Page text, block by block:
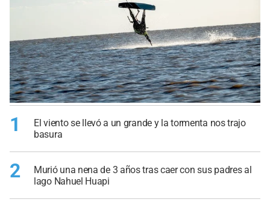
1
El viento se llevó a un grande y la tormenta nos trajo
basura
2
Murió una nena de 3 años tras caer con sus padres al
lago Nahuel Huapi